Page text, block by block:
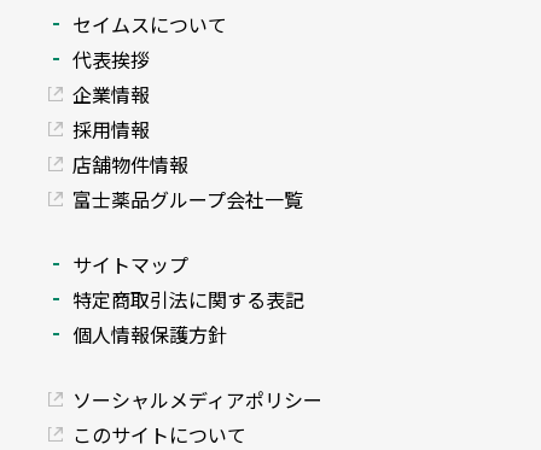
セイムスについて
代表挨拶
企業情報
採用情報
店舗物件情報
富士薬品グループ会社一覧
サイトマップ
特定商取引法に関する表記
個人情報保護方針
ソーシャルメディアポリシー
このサイトについて